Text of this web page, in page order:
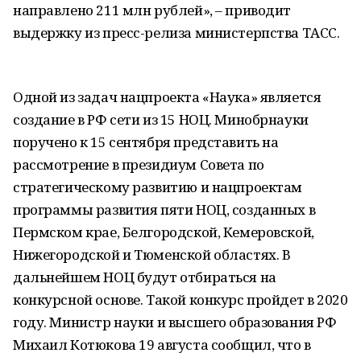
направлено 211 млн рублей», ‒ приводит
выдержку из пресс-релиза министерпства ТАСС.
Одной из задач нацпроекта «Наука» является
создание в РФ сети из 15 НОЦ. Минобрнауки
поручено к 15 сентября представить на
рассмотрение в президиум Совета по
стратегическому развитию и нацпроектам
программы развития пяти НОЦ, созданных в
Пермском крае, Белгородской, Кемеровской,
Нижегородской и Тюменской областях. В
дальнейшем НОЦ будут отбираться на
конкурсной основе. Такой конкурс пройдет в 2020
году. Министр науки и высшего образования РФ
Михаил Котюкова 19 августа сообщил, что в